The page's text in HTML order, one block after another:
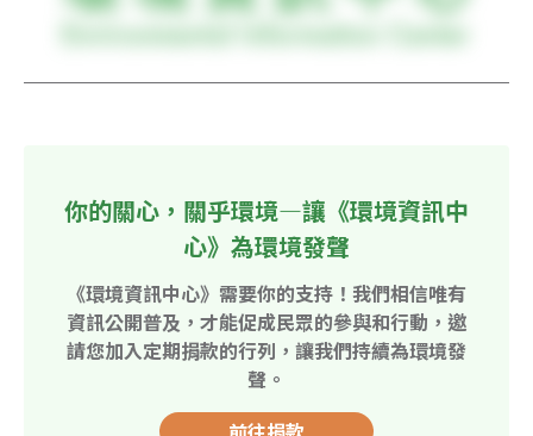
你的關心，關乎環境—讓《環境資訊中
心》為環境發聲
《環境資訊中心》需要你的支持！我們相信唯有
資訊公開普及，才能促成民眾的參與和行動，邀
請您加入定期捐款的行列，讓我們持續為環境發
聲。